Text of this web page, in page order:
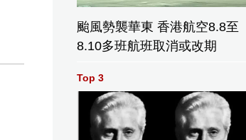
颱風勢襲華東 香港航空8.8至
8.10多班航班取消或改期
Top 3